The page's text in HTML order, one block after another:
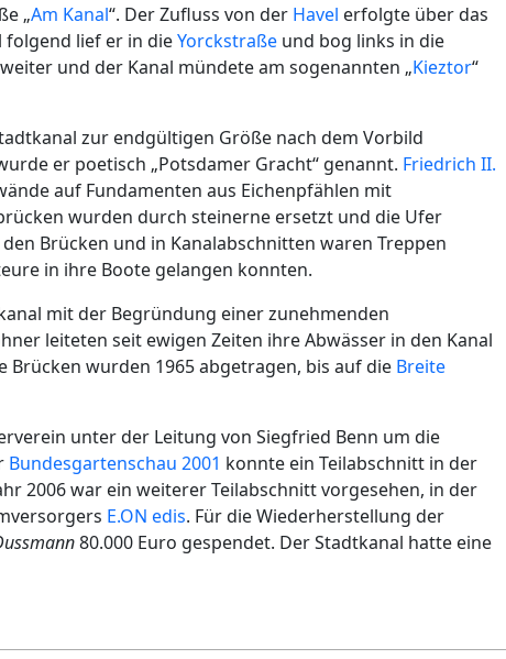
„Am Kanal“. Der Zufluss von der Havel erfolgte über das
folgend lief er in dieYorckstraße und bog links in die
und der Kanal mündete am sogenannten „Kieztor“
zur endgültigen Größe nach dem Vorbild
er poetisch „Potsdamer Gracht“ genannt. Friedrich II.
auf Fundamenten aus Eichenpfählen mit
wurden durch steinerne ersetzt und die Ufer
Brücken und in Kanalabschnitten waren Treppen
in ihre Boote gelangen konnten.
mit der Begründung einer zunehmenden
leiteten seit ewigen Zeiten ihre Abwässer in den Kanal
wurden 1965 abgetragen, bis auf die Breite
unter der Leitung von Siegfried Benn um die
Bundesgartenschau 2001 konnte ein Teilabschnitt in der
2006 war ein weiterer Teilabschnitt vorgesehen, in der
E.ON edis. Für die Wiederherstellung der
80.000 Euro gespendet. Der Stadtkanal hatte eine